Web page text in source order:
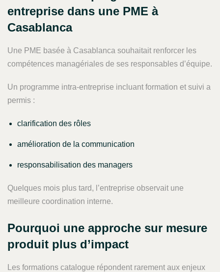
entreprise dans une PME à
Casablanca
Une PME basée à Casablanca souhaitait renforcer les
compétences managériales de ses responsables d’équipe.
Un programme intra-entreprise incluant formation et suivi a
permis :
clarification des rôles
amélioration de la communication
responsabilisation des managers
Quelques mois plus tard, l’entreprise observait une
meilleure coordination interne.
Pourquoi une approche sur mesure
produit plus d’impact
Les formations catalogue répondent rarement aux enjeux